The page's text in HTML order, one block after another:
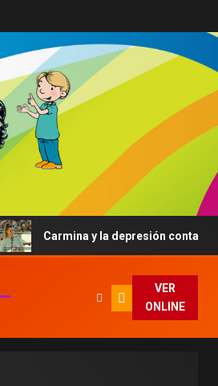
y la depresión contada al Papa: su
VER
ONLINE